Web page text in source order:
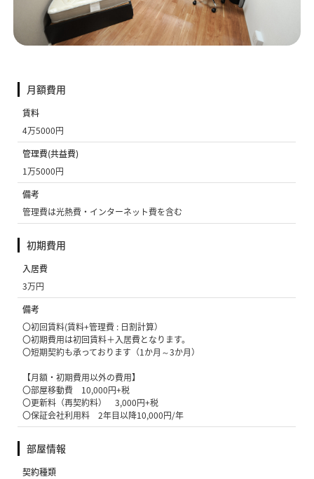
月額費用
賃料
4万5000円
管理費(共益費)
1万5000円
備考
管理費は光熱費・インターネット費を含む
初期費用
入居費
3万円
備考
〇初回賃料(賃料+管理費 : 日割計算）
〇初期費用は初回賃料＋入居費となります。
〇短期契約も承っております（1か月～3か月）
【月額・初期費用以外の費用】
〇部屋移動費 10,000円+税
〇更新料（再契約料） 3,000円+税
〇保証会社利用料 2年目以降10,000円/年
部屋情報
契約種類